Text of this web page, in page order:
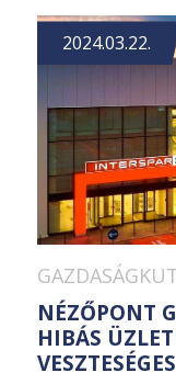
2024.03.22.
NÉZŐPONT
HIBÁS
VESZTESÉGES